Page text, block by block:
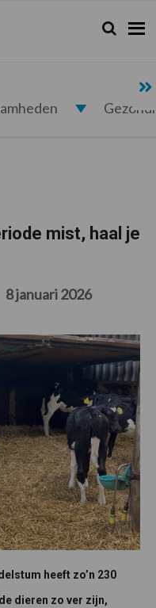
Zoeken...
Zoek
mist, haal je
8 januari 2026
heeft zo’n 230
dieren zo ver zijn,